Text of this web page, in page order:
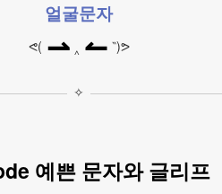
얼굴문자
ᕙ( ⇀ ‸ ↼ ‶)ᕗ
✧
예쁜 문자와 글리프